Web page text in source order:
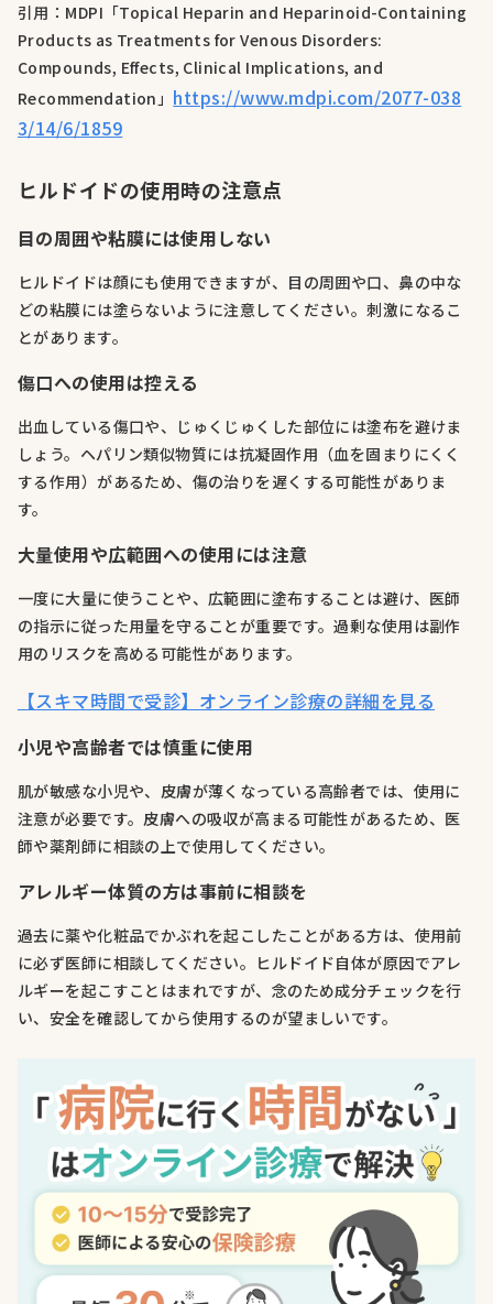
引用：MDPI「Topical Heparin and Heparinoid-Containing
Products as Treatments for Venous Disorders:
Compounds, Effects, Clinical Implications, and
Recommendation」 https://www.mdpi.com/2077-038
3/14/6/1859
ヒルドイドの使用時の注意点
目の周囲や粘膜には使用しない
ヒルドイドは顔にも使用できますが、目の周囲や口、鼻の中な
どの粘膜には塗らないように注意してください。刺激になるこ
とがあります。
傷口への使用は控える
出血している傷口や、じゅくじゅくした部位には塗布を避けま
しょう。ヘパリン類似物質には抗凝固作用（血を固まりにくく
する作用）があるため、傷の治りを遅くする可能性がありま
す。
大量使用や広範囲への使用には注意
一度に大量に使うことや、広範囲に塗布することは避け、医師
の指示に従った用量を守ることが重要です。過剰な使用は副作
用のリスクを高める可能性があります。
【スキマ時間で受診】オンライン診療の詳細を見る
小児や高齢者では慎重に使用
肌が敏感な小児や、皮膚が薄くなっている高齢者では、使用に
注意が必要です。皮膚への吸収が高まる可能性があるため、医
師や薬剤師に相談の上で使用してください。
アレルギー体質の方は事前に相談を
過去に薬や化粧品でかぶれを起こしたことがある方は、使用前
に必ず医師に相談してください。ヒルドイド自体が原因でアレ
ルギーを起こすことはまれですが、念のため成分チェックを行
い、安全を確認してから使用するのが望ましいです。